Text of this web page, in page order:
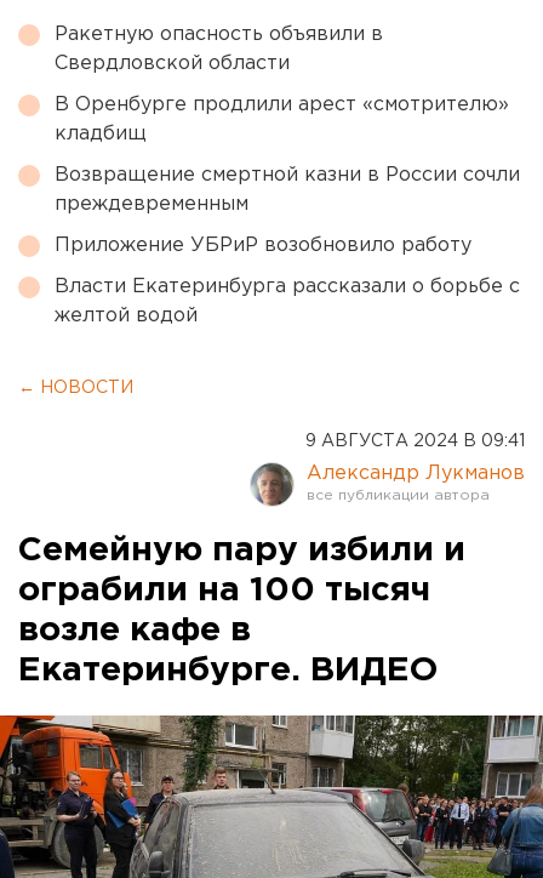
Ракетную опасность объявили в
Свердловской области
В Оренбурге продлили арест «смотрителю»
кладбищ
Возвращение смертной казни в России сочли
преждевременным
Приложение УБРиР возобновило работу
Власти Екатеринбурга рассказали о борьбе с
желтой водой
← НОВОСТИ
9 АВГУСТА 2024 В 09:41
Александр Лукманов
Семейную пару избили и
ограбили на 100 тысяч
возле кафе в
Екатеринбурге. ВИДЕО